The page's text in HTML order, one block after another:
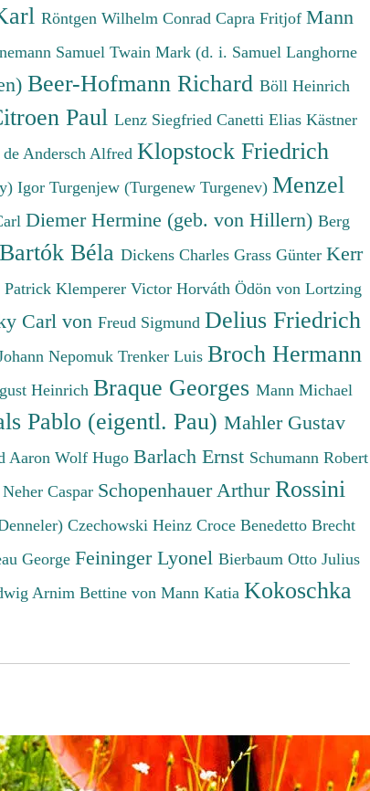
Röntgen Wilhelm Conrad Capra Fritjof Mann
Samuel Twain Mark (d. i. Samuel Langhorne
Beer-Hofmann Richard Böll Heinrich
Paul Lenz Siegfried Canetti Elias Kästner
Andersch Alfred Klopstock Friedrich
Igor Turgenjew (Turgenew Turgenev) Menzel
Diemer Hermine (geb. von Hillern) Berg
Bartók Béla Dickens Charles Grass Günter Kerr
Patrick Klemperer Victor Horváth Ödön von Lortzing
Carl von Freud Sigmund Delius Friedrich
Nepomuk Trenker Luis Broch Hermann
Heinrich Braque Georges Mann Michael
Pablo (eigentl. Pau) Mahler Gustav
Aaron Wolf Hugo Barlach Ernst Schumann Robert
Neher Caspar Schopenhauer Arthur Rossini
Czechowski Heinz Croce Benedetto Brecht
George Feininger Lyonel Bierbaum Otto Julius
Arnim Bettine von Mann Katia Kokoschka